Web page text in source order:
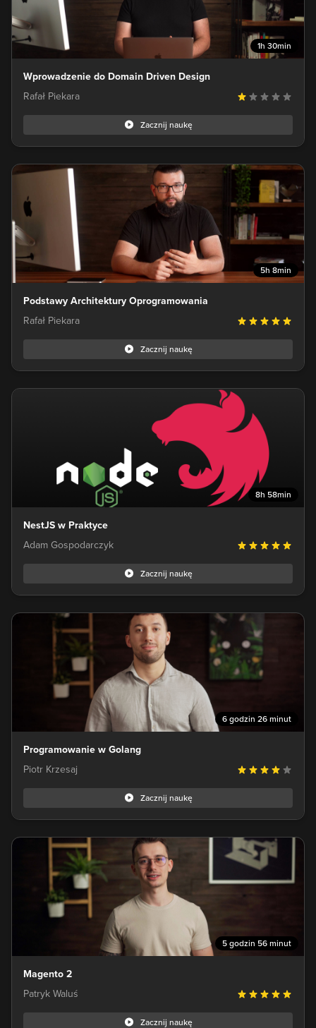
1h 30min
Wprowadzenie do Domain Driven Design
Rafał Piekara
Zacznij naukę
5h 8min
Podstawy Architektury Oprogramowania
Rafał Piekara
Zacznij naukę
8h 58min
NestJS w Praktyce
Adam Gospodarczyk
Zacznij naukę
6 godzin 26 minut
Programowanie w Golang
Piotr Krzesaj
Zacznij naukę
5 godzin 56 minut
Magento 2
Patryk Waluś
Zacznij naukę